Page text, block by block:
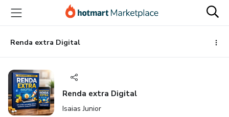
para
conteúdo
principal
para
pagamento
para
rodapéRenda extra Digital
Renda extra Digital
Isaias Junior